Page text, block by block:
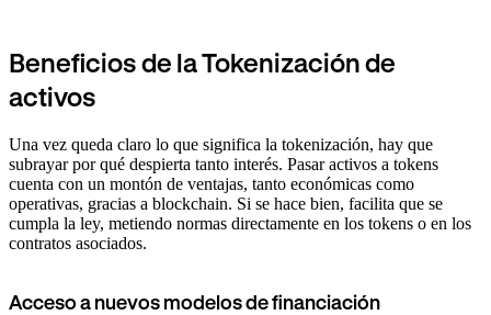
Beneficios de la Tokenización de
activos
Una vez queda claro lo que significa la tokenización, hay que
subrayar por qué despierta tanto interés. Pasar activos a tokens
cuenta con un montón de ventajas, tanto económicas como
operativas, gracias a blockchain. Si se hace bien, facilita que se
cumpla la ley, metiendo normas directamente en los tokens o en los
contratos asociados.
Acceso a nuevos modelos de financiación